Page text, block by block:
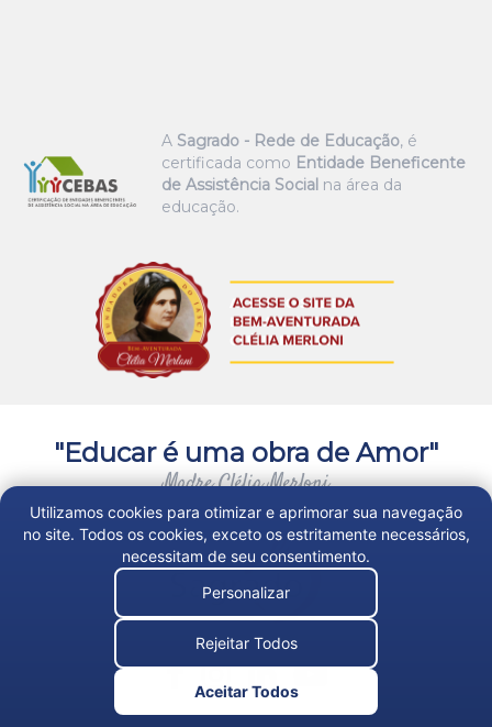
A Sagrado - Rede de Educação, é
certificada como Entidade Beneficente
de Assistência Social na área da
educação.
"Educar é uma obra de Amor"
Madre Clélia Merloni
Utilizamos cookies para otimizar e aprimorar sua navegação
no site. Todos os cookies, exceto os estritamente necessários,
necessitam de seu consentimento.
Personalizar
Rejeitar Todos
Aceitar Todos